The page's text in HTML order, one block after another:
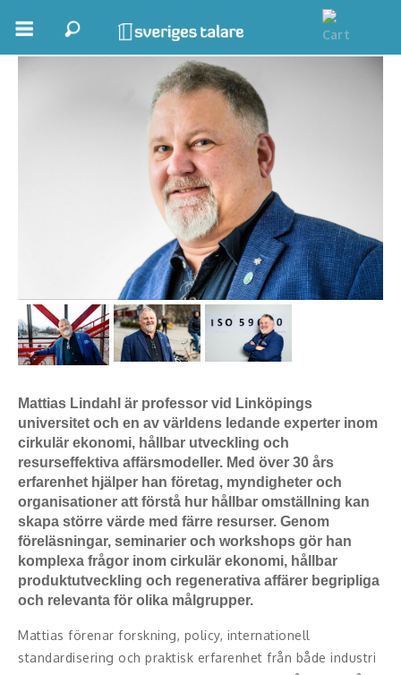
Inspirerande Föreläsare
Personlig utveckling, målsättning
Life Stories & Trivsel
Keynote
Moderator, konferencier
Moderator
Konferencier
Workshopledare, facilitator
Radio och TV-profiler
Underhållning och event
Event
Humoristiska föredrag
Mattias Lindahl
Mattias Lindahl är professor vid Linköpings
universitet och en av världens ledande experter inom
cirkulär ekonomi, hållbar utveckling och
resurseffektiva affärsmodeller. Med över 30 års
erfarenhet hjälper han företag, myndigheter och
organisationer att förstå hur hållbar omställning kan
skapa större värde med färre resurser. Genom
föreläsningar, seminarier och workshops gör han
komplexa frågor inom cirkulär ekonomi, hållbar
produktutveckling och regenerativa affärer begripliga
och relevanta för olika målgrupper.
Mattias förenar forskning, policy, internationell
standardisering och praktisk erfarenhet från både industri